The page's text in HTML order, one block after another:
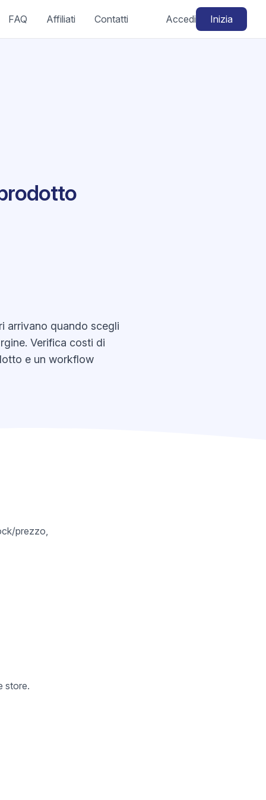
FAQ Affiliati Contatti Accedi Inizia
arrivano quando scegli
Verifica costi di
e un workflow
prezzo,
store.